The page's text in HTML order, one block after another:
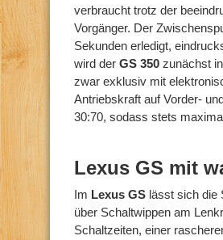
verbraucht trotz der
Vorgänger. Der
Sekunden erledigt,
wird der GS 350 zunächst
zwar exklusiv mit
Antriebskraft auf Vorder-
30:70, sodass stets
Lexus GS mit
Im Lexus GS lässt sich die
über Schaltwippen am
Schaltzeiten, einer